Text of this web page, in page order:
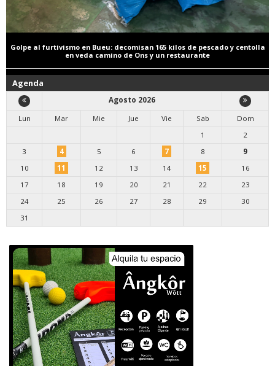
Golpe al furtivismo en Bueu: decomisan 165 kilos de pescado y centolla
en veda camino de Ons y un restaurante
Agenda
Agosto 2026
Lun
Mar Mie Jue Vie Sab
Dom
1
2
3
4 5 6 7 8
9
10
11 12 13 14 15
16
17
18 19 20 21 22
23
24
25 26 27 28 29
30
31